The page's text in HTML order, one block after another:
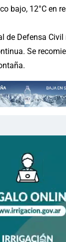
bajo, 12°C en
de Defensa
Se